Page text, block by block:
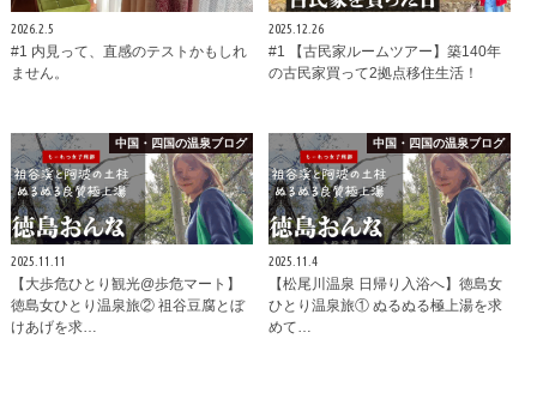
2026.2.5
#1 内見って、直感のテストかもしれ
ません。
2025.12.26
#1 【古民家ルームツアー】築140年
の古民家買って2拠点移住生活！
中国・四国の温泉ブログ
2025.11.11
【大歩危ひとり観光@歩危マート】
徳島女ひとり温泉旅② 祖谷豆腐とぼ
けあげを求…
中国・四国の温泉ブログ
2025.11.4
【松尾川温泉 日帰り入浴へ】徳島女
ひとり温泉旅① ぬるぬる極上湯を求
めて…